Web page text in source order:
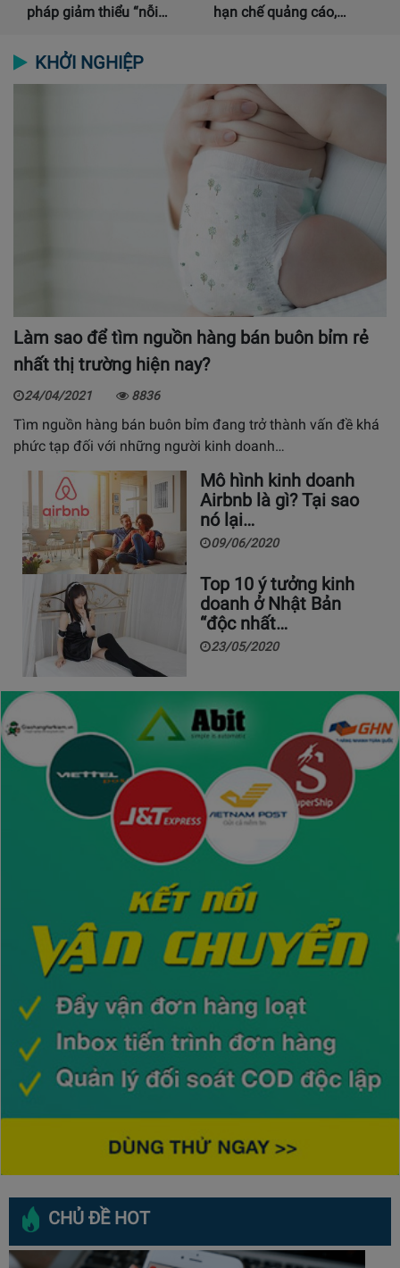
pháp giảm thiểu “nỗi…
hạn chế quảng cáo,…
KHỞI NGHIỆP
Làm sao để tìm nguồn hàng bán buôn bỉm rẻ
nhất thị trường hiện nay?
24/04/2021 8836
Tìm nguồn hàng bán buôn bỉm đang trở thành vấn đề khá
phức tạp đối với những người kinh doanh…
Mô hình kinh doanh
Airbnb là gì? Tại sao
nó lại…
09/06/2020
Top 10 ý tưởng kinh
doanh ở Nhật Bản
“độc nhất…
23/05/2020
CHỦ ĐỀ HOT